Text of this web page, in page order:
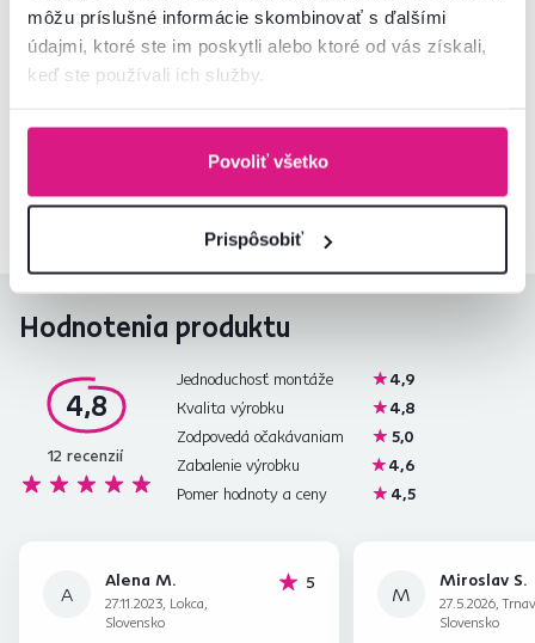
môžu príslušné informácie skombinovať s ďalšími
údajmi, ktoré ste im poskytli alebo ktoré od vás získali,
keď ste používali ich služby.
Povoliť všetko
Prispôsobiť
Kontaktujte nás a my vám radi poradíme
Hodnotenia produktu
4,8
12 recenzií
Jednoduchosť montáže
4,9
Kvalita výrobku
4,8
Zodpovedá očakávaniam
5,0
Zabalenie výrobku
4,6
Pomer hodnoty a ceny
4,5
A
Alena M.
27.11.2023, Lokca,
Slovensko
5hviezdičiek
M
Miroslav S.
27.5.2026,
Slovensko